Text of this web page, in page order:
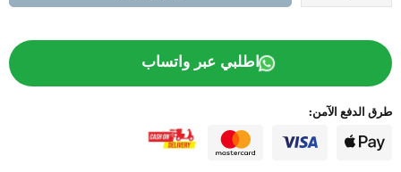
اطلبي عبر واتساب
طرق الدفع الآمن: